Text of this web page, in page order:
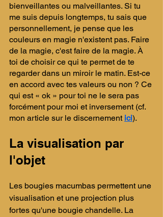
bienveillantes ou malveillantes. Si tu
me suis depuis longtemps, tu sais que
personnellement, je pense que les
couleurs en magie n'existent pas. Faire
de la magie, c'est faire de la magie. À
toi de choisir ce qui te permet de te
regarder dans un miroir le matin. Est-ce
en accord avec tes valeurs ou non ? Ce
qui est « ok » pour toi ne le sera pas
forcément pour moi et inversement (cf.
mon article sur le discernement ici). ​
La visualisation par
l'objet
​Les bougies macumbas permettent une
visualisation et une projection plus
fortes qu'une bougie chandelle. La